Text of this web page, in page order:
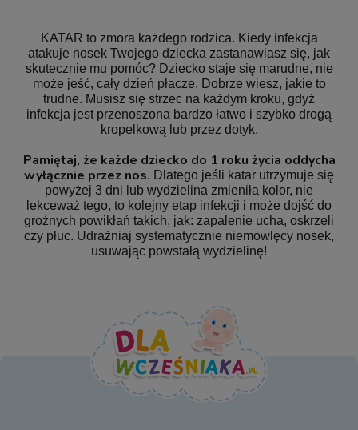
KATAR to zmora każdego rodzica. Kiedy infekcja
atakuje nosek Twojego dziecka zastanawiasz się, jak
skutecznie mu pomóc? Dziecko staje się marudne, nie
może jeść, cały dzień płacze. Dobrze wiesz, jakie to
trudne. Musisz się strzec na każdym kroku, gdyż
infekcja jest przenoszona bardzo łatwo i szybko drogą
kropelkową lub przez dotyk.
Pamiętaj, że każde dziecko do 1 roku życia oddycha
wyłącznie przez nos. Dlatego jeśli katar utrzymuje się
powyżej 3 dni lub wydzielina zmieniła kolor, nie
lekceważ tego, to kolejny etap infekcji i może dojść do
groźnych powikłań takich, jak: zapalenie ucha, oskrzeli
czy płuc. Udrażniaj systematycznie niemowlęcy nosek,
usuwając powstałą wydzielinę!